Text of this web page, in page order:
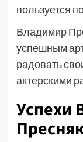
пользуется
Владимир
успешным
радовать
актерскими
Успехи